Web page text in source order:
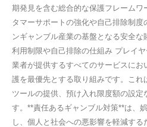
期発見を含む総合的な保護フレームワ
タマーサポートの強化や自己排除制
ンギャンブル産業の基盤となる安全な
利用制限や自己排除の仕組み プレイ
業者が提供するすべてのサービスにお
護を最優先とする取り組みです。こ
ツールの提供、預け入れ限度額の設定
す。**責任あるギャンブル対策**は、
し、個人と社会への悪影響を軽減す